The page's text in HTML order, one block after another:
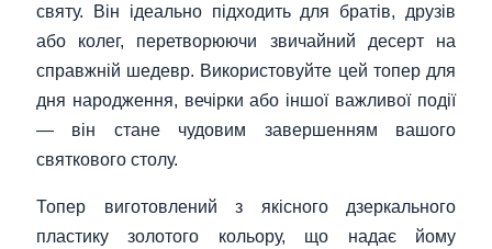
святу. Він ідеально підходить для братів, друзів
або колег, перетворюючи звичайний десерт на
справжній шедевр. Використовуйте цей топер для
дня народження, вечірки або іншої важливої події
— він стане чудовим завершенням вашого
святкового столу.
Топер виготовлений з якісного дзеркального
пластику золотого кольору, що надає йому